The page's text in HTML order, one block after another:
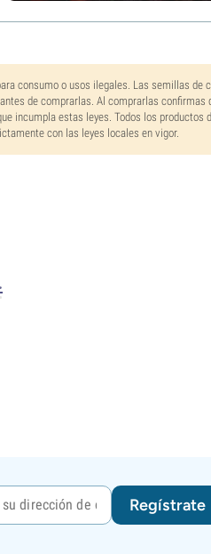
consumo o usos ilegales. Las semillas de
de comprarlas. Al comprarlas confirmas
incumpla estas leyes. Todos los productos
con las leyes locales en vigor.
Regístrate